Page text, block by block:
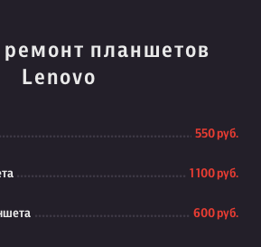
планшетов
Lenovo
550 руб.
1 100 руб.
600 руб.